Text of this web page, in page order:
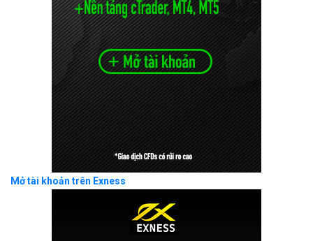
Mở tài khoản trên Exness